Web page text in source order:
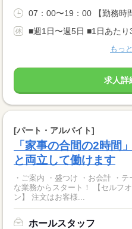
07：00〜19：00 【勤務時
■週1日〜週5日 ■1日あたり
もっ
求人詳
[パート・アルバイト]
「家事の合間の2時間
と両立して働けます
・ご案内 ・盛つけ ・お会計 ・
な業務からスタート！ 【セルフオーダー導入なので接客がカンタ
ン】 注文はお客様...
ホールスタッフ